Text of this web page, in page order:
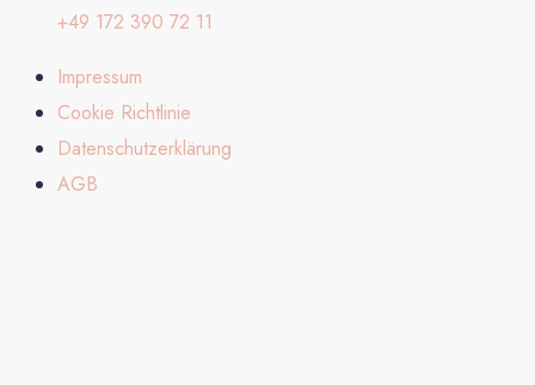
+49 172 390 72 11
Impressum
Cookie Richtlinie
Datenschutzerklärung
AGB